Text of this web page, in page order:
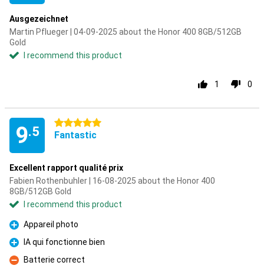
Ausgezeichnet
Martin Pflueger | 04-09-2025 about the Honor 400 8GB/512GB
Gold
I recommend this product
1 0
9.5
5 stars
Fantastic
Excellent rapport qualité prix
Fabien Rothenbuhler | 16-08-2025 about the Honor 400
8GB/512GB Gold
I recommend this product
Pro
Appareil photo
Pro
IA qui fonctionne bien
Con
Batterie correct